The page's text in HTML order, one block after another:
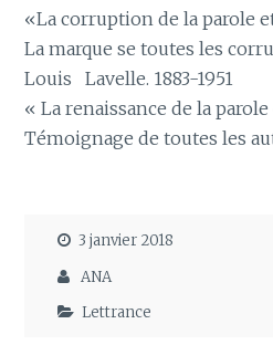
«La corruption de la parole
La marque se toutes les
Louis Lavelle. 1883-1951
« La renaissance de la
Témoignage de toutes les
3 janvier 2018
ANA
Lettrance